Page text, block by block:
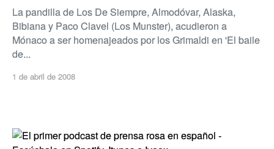
La pandilla de Los De Siempre, Almodóvar, Alaska,
Bibiana y Paco Clavel (Los Munster), acudieron a
Mónaco a ser homenajeados por los Grimaldi en 'El baile
de...
1 de abril de 2008